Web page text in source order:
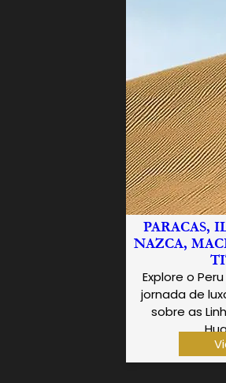
PARACAS,
NAZCA,
Explore o
jornada de
sobre as